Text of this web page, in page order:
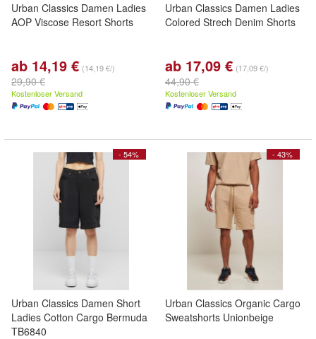
Urban Classics Damen Ladies
AOP Viscose Resort Shorts
ab 14,19 € (14,19 €/)
29,90 €
Kostenloser Versand
Urban Classics Damen Ladies
Colored Strech Denim Shorts
ab 17,09 € (17,09 €/)
44,90 €
Kostenloser Versand
- 54%
Urban Classics Damen Short
Ladies Cotton Cargo Bermuda
TB6840
- 43%
Urban Classics Organic Cargo
Sweatshorts Unionbeige